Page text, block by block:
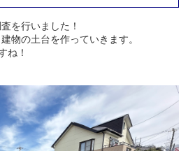
を行いました！
物の土台を作っていきます。
ね！